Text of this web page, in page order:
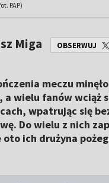
PAP)
Miga OBSERWUJ
meczu
a wielu fanów wciąż
wpatrując się
Do wielu z nich
oto ich drużyna